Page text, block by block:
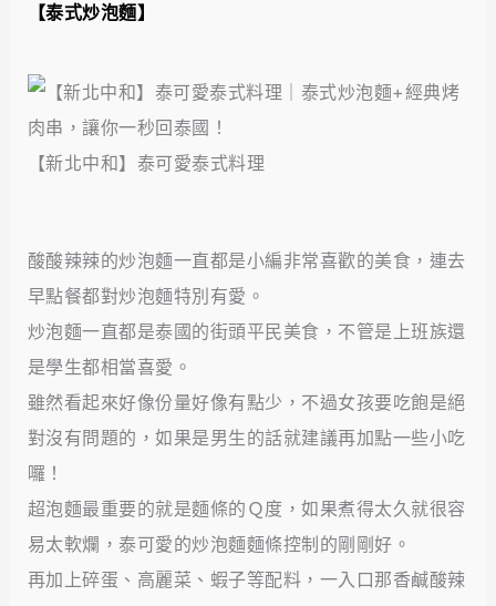
【泰式炒泡麵】
【新北中和】泰可愛泰式料理
酸酸辣辣的炒泡麵一直都是小編非常喜歡的美食，連去
早點餐都對炒泡麵特別有愛。
炒泡麵一直都是泰國的街頭平民美食，不管是上班族還
是學生都相當喜愛。
雖然看起來好像份量好像有點少，不過女孩要吃飽是絕
對沒有問題的，如果是男生的話就建議再加點一些小吃
囉！
超泡麵最重要的就是麵條的Ｑ度，如果煮得太久就很容
易太軟爛，泰可愛的炒泡麵麵條控制的剛剛好。
再加上碎蛋、高麗菜、蝦子等配料，一入口那香鹹酸辣